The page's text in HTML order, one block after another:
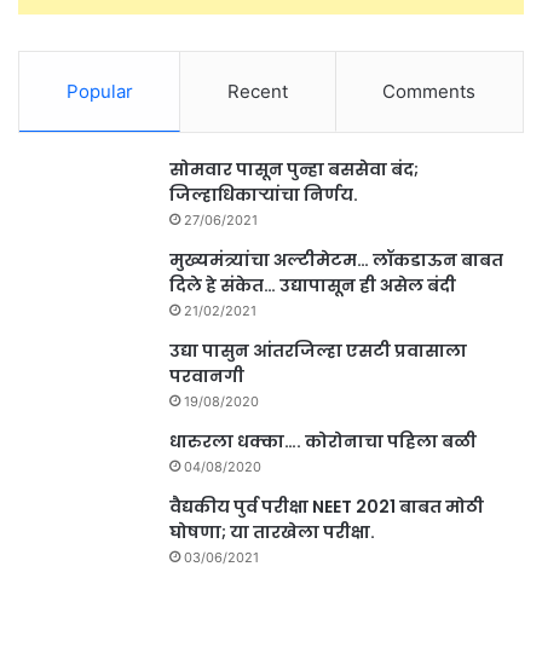
Popular Recent Comments
सोमवार पासून पुन्हा बससेवा बंद;
जिल्हाधिकाऱ्यांचा निर्णय.
27/06/2021
मुख्यमंत्र्यांचा अल्टीमेटम… लॉकडाऊन बाबत
दिले हे संकेत… उद्यापासून ही असेल बंदी
21/02/2021
उद्या पासुन आंतरजिल्हा एसटी प्रवासाला
परवानगी
19/08/2020
धारुरला धक्का…. कोरोनाचा पहिला बळी
04/08/2020
वैद्यकीय पुर्व परीक्षा NEET 2021 बाबत मोठी
घोषणा; या तारखेला परीक्षा.
03/06/2021